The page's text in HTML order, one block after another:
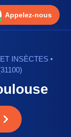
Appelez-nous
INSÈCTES •